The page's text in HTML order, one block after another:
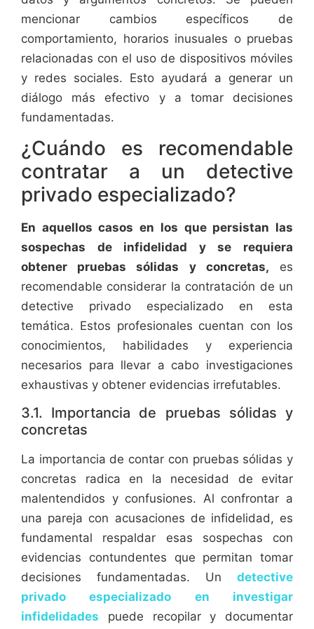
mencionar cambios específicos de
comportamiento, horarios inusuales o pruebas
relacionadas con el uso de dispositivos móviles
y redes sociales. Esto ayudará a generar un
diálogo más efectivo y a tomar decisiones
fundamentadas.
¿Cuándo es recomendable
contratar a un detective
privado especializado?
En aquellos casos en los que persistan las
sospechas de infidelidad y se requiera
obtener pruebas sólidas y concretas, es
recomendable considerar la contratación de un
detective privado especializado en esta
temática. Estos profesionales cuentan con los
conocimientos, habilidades y experiencia
necesarios para llevar a cabo investigaciones
exhaustivas y obtener evidencias irrefutables.
3.1. Importancia de pruebas sólidas y
concretas
La importancia de contar con pruebas sólidas y
concretas radica en la necesidad de evitar
malentendidos y confusiones. Al confrontar a
una pareja con acusaciones de infidelidad, es
fundamental respaldar esas sospechas con
evidencias contundentes que permitan tomar
decisiones fundamentadas. Un detective
privado especializado en investigar
infidelidades puede recopilar y documentar